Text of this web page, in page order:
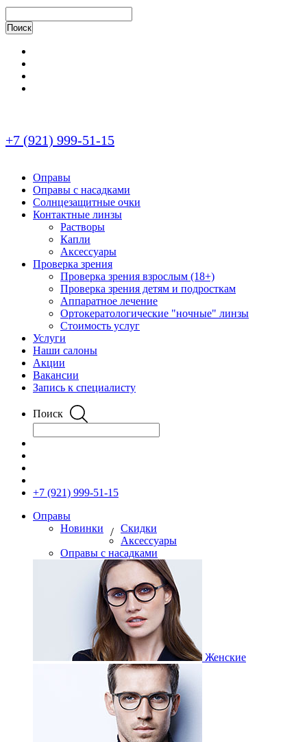
+7 (921) 999-51-15
Оправы
Оправы с насадками
Солнцезащитные очки
Контактные линзы
Растворы
Капли
Аксессуары
Проверка зрения
Проверка зрения взрослым (18+)
Проверка зрения детям и подросткам
Аппаратное лечение
Ортокератологические "ночные" линзы
Стоимость услуг
Услуги
Наши салоны
Акции
Вакансии
Запись к специалисту
Поиск
+7 (921) 999-51-15
Оправы
Новинки
/ Скидки
Аксессуары
Оправы с насадками
Женские